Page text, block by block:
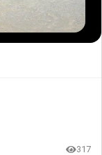
317